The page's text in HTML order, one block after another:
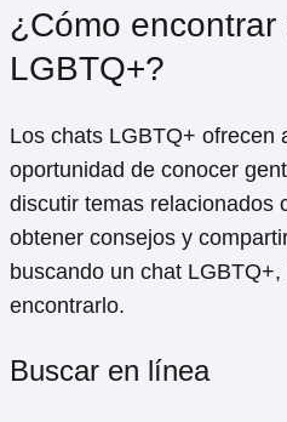
¿Cómo encontrar
LGBTQ+?
Los chats LGBTQ+ ofrecen
oportunidad de conocer
discutir temas relacionados
obtener consejos y
buscando un chat
encontrarlo.
Buscar en línea